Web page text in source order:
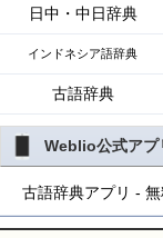
日中・中日辞典
インドネシア語辞典
古語辞典
Weblio公式アプ
古語辞典アプリ -